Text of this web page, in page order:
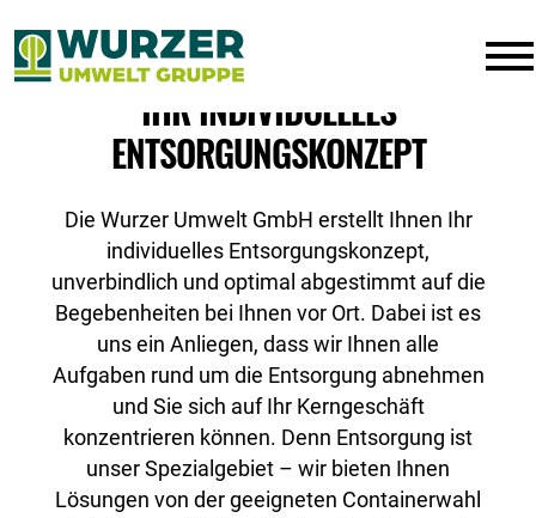
IHR INDIVIDUELLES
ENTSORGUNGSKONZEPT
Die Wurzer Umwelt GmbH erstellt Ihnen Ihr
individuelles Entsorgungskonzept,
unverbindlich und optimal abgestimmt auf die
Begebenheiten bei Ihnen vor Ort. Dabei ist es
uns ein Anliegen, dass wir Ihnen alle
Aufgaben rund um die Entsorgung abnehmen
und Sie sich auf Ihr Kerngeschäft
konzentrieren können. Denn Entsorgung ist
unser Spezialgebiet – wir bieten Ihnen
Lösungen von der geeigneten Containerwahl